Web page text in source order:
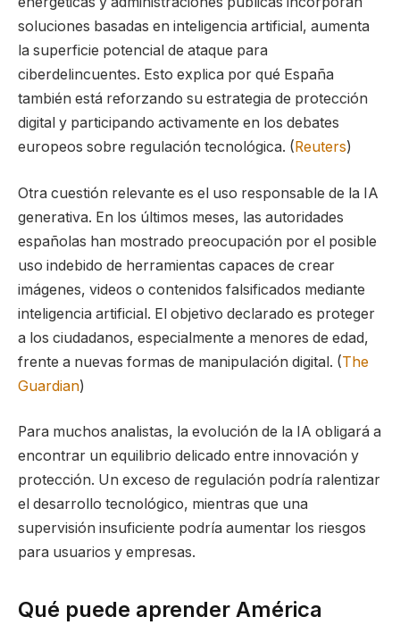
soluciones basadas en inteligencia artificial, aumenta
la superficie potencial de ataque para
ciberdelincuentes. Esto explica por qué España
también está reforzando su estrategia de protección
digital y participando activamente en los debates
europeos sobre regulación tecnológica. ( Reuters)
Otra cuestión relevante es el uso responsable de la IA
generativa. En los últimos meses, las autoridades
españolas han mostrado preocupación por el posible
uso indebido de herramientas capaces de crear
imágenes, videos o contenidos falsificados mediante
inteligencia artificial. El objetivo declarado es proteger
a los ciudadanos, especialmente a menores de edad,
frente a nuevas formas de manipulación digital. (The
Guardian)
Para muchos analistas, la evolución de la IA obligará a
encontrar un equilibrio delicado entre innovación y
protección. Un exceso de regulación podría ralentizar
el desarrollo tecnológico, mientras que una
supervisión insuficiente podría aumentar los riesgos
para usuarios y empresas.
Qué puede aprender América